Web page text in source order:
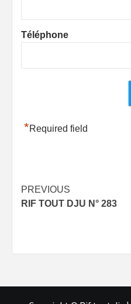
Téléphone
*Required field
Post
navigation
PREVIOUS
RIF TOUT DJU N° 283